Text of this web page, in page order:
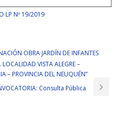
LP Nº 19/2019
OBRA JARDÍN DE INFANTES
LOCALIDAD VISTA ALEGRE –
– PROVINCIA DEL NEUQUÉN”
Consulta Pública